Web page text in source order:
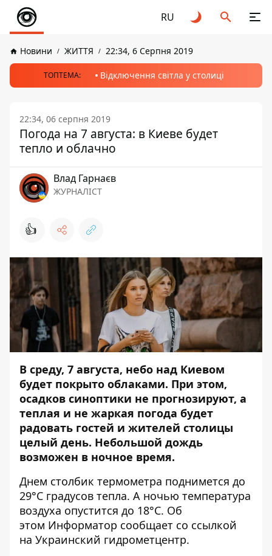
RU
Новини ЖИТТЯ 22:34, 6 Серпня 2019
ТОПТЕМА: Відключення світла у столиці
22:34, 06 серпня 2019
Погода на 7 августа: в Киеве будет
тепло и облачно
Влад Гарнаєв
ЖУРНАЛІСТ
👍
В среду, 7 августа, небо над Киевом
будет покрыто облаками. При этом,
осадков синоптики не прогнозируют, а
теплая и не жаркая погода будет
радовать гостей и жителей столицы
целый день. Небольшой дождь
возможен в ночное время.
Днем столбик термометра поднимется до
29°C градусов тепла. А ночью температура
воздуха опустится до 18°C. Об
этом Информатор сообщает со ссылкой
на Украинский гидрометцентр.